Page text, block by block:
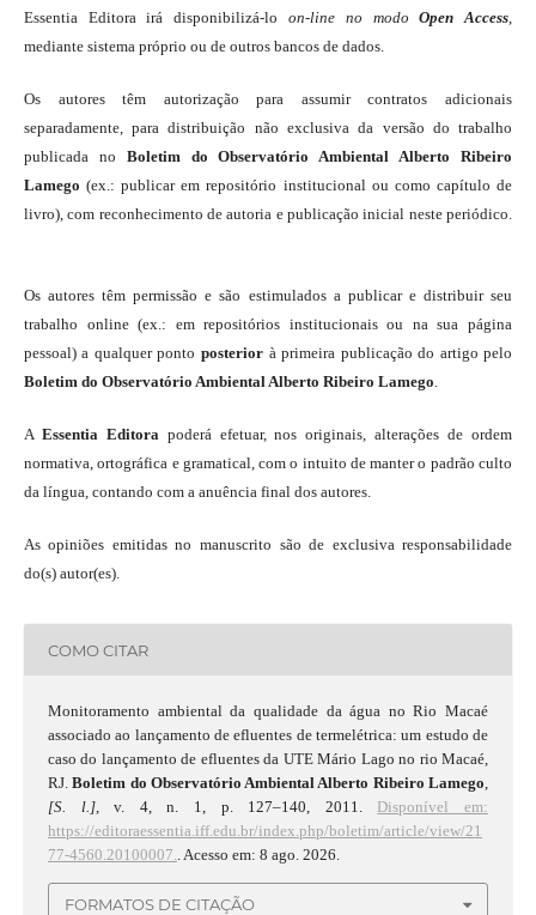
Essentia Editora irá disponibilizá-lo on-line no modo Open Access,
mediante sistema próprio ou de outros bancos de dados.
Os autores têm autorização para assumir contratos adicionais
separadamente, para distribuição não exclusiva da versão do trabalho
publicada no Boletim do Observatório Ambiental Alberto Ribeiro
Lamego (ex.: publicar em repositório institucional ou como capítulo de
livro), com reconhecimento de autoria e publicação inicial neste periódico.
Os autores têm permissão e são estimulados a publicar e distribuir seu
trabalho online (ex.: em repositórios institucionais ou na sua página
pessoal) a qualquer ponto posterior à primeira publicação do artigo pelo
Boletim do Observatório Ambiental Alberto Ribeiro Lamego.
A Essentia Editorapoderá efetuar, nos originais, alterações de ordem
normativa, ortográfica e gramatical, com o intuito de manter o padrão culto
da língua, contando com a anuência final dos autores.
As opiniões emitidas no manuscrito são de exclusiva responsabilidade
do(s) autor(es).
COMO CITAR
Monitoramento ambiental da qualidade da água no Rio Macaé
associado ao lançamento de efluentes de termelétrica: um estudo de
caso do lançamento de efluentes da UTE Mário Lago no rio Macaé,
RJ.Boletim do Observatório Ambiental Alberto Ribeiro Lamego,
[S. l.], v. 4, n. 1, p. 127–140, 2011. Disponível em:
https://editoraessentia.iff.edu.br/index.php/boletim/article/view/21
77-4560.20100007.. Acesso em: 8 ago. 2026.
FORMATOS DE CITAÇÃO